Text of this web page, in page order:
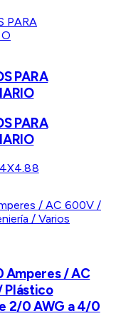
PARA
PARA
Amperes / AC
Plástico
2/0 AWG a 4/0